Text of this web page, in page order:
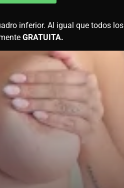
inferior. Al igual que todos los
GRATUITA.